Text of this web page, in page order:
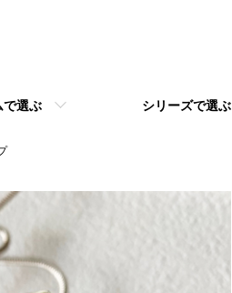
選ぶ シリーズで選ぶ